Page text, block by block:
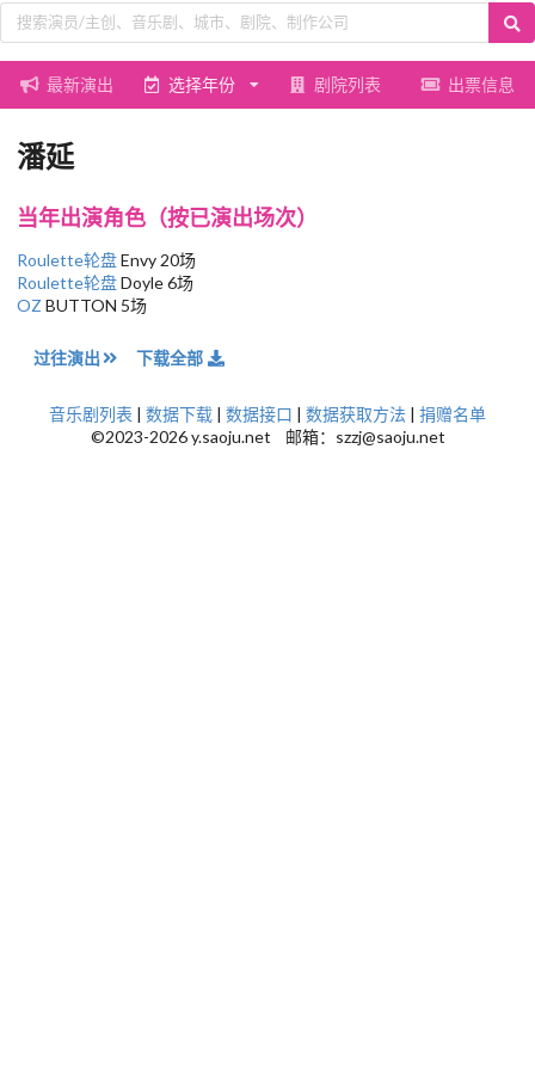
最新演出 选择年份 剧院列表 出票信息
潘延
当年出演角色（按已演出场次）
Roulette轮盘Envy 20场
Roulette轮盘Doyle 6场
OZ BUTTON 5场
过往演出 下载全部
音乐剧列表 | 数据下载 | 数据接口 | 数据获取方法 | 捐赠名单
©2023-2026 y.saoju.net 邮箱：szzj@saoju.net